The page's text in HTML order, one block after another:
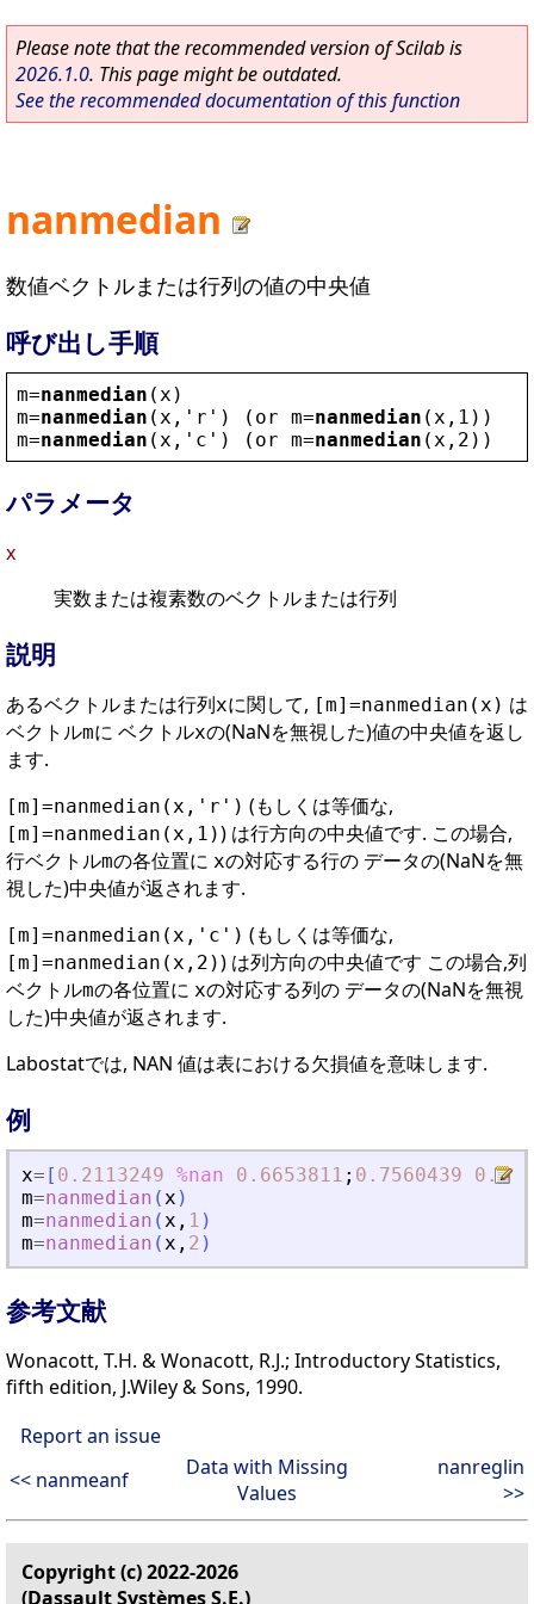
Please note that the recommended version of Scilab is
2026.1.0. This page might be outdated.
See the recommended documentation of this function
nanmedian
数値ベクトルまたは行列の値の中央値
呼び出し手順
m=nanmedian ( x )
m=nanmedian ( x , ' r ' ) ( or m=nanmedian ( x ,1))
m=nanmedian ( x , ' c ' ) ( or m=nanmedian ( x ,2))
パラメータ
x
実数または複素数のベクトルまたは行列
説明
あるベクトルまたは行列xに関して, [m]=nanmedian(x) は
ベクトルmに ベクトルxの(NaNを無視した)値の中央値を返し
ます.
[m]=nanmedian(x,'r') (もしくは等価な,
[m]=nanmedian(x,1)) は行方向の中央値です. この場合,
行ベクトルmの各位置に xの対応する行の データの(NaNを無
視した)中央値が返されます.
[m]=nanmedian(x,'c') (もしくは等価な,
[m]=nanmedian(x,2)) は列方向の中央値です この場合,列
ベクトルmの各位置に xの対応する列の データの(NaNを無視
した)中央値が返されます.
Labostatでは, NAN 値は表における欠損値を意味します.
例
x= [ 0.2113249 %nan 0.6653811 ; 0.7560439
m=nanmedian (x )
m=nanmedian (x , 1 )
m=nanmedian (x , 2 )
参考文献
Wonacott, T.H. & Wonacott, R.J.; Introductory Statistics,
fifth edition, J.Wiley & Sons, 1990.
Report an issue
<< nanmeanf
Data with Missing
Values
nanreglin
>>
Copyright (c) 2022-2026
(Dassault Systèmes S.E.)